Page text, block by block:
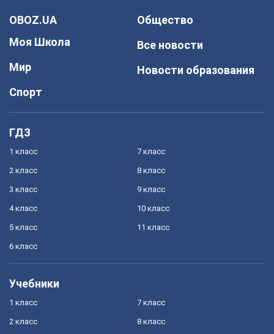
OBOZ.UA
Моя Школа
Мир
Спорт
Общество
Все новости
Новости образования
ГДЗ
1 класс
2 класс
3 класс
4 класс
5 класс
6 класс
7 класс
8 класс
9 класс
10 класс
11 класс
Учебники
1 класс
2 класс
7 класс
8 класс